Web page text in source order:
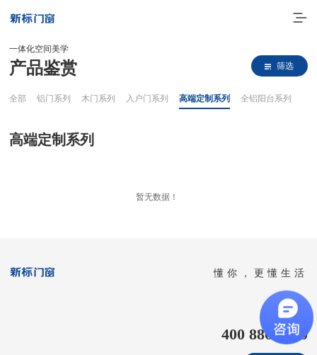
门窗实力派
一体化空间美学
产品鉴赏 筛选
全部 铝门系列 木门系列 入户门系列 高端定制系列 全铝阳台系列
高端定制系列
暂无数据！
懂你，更懂生活
全国客服热线
400 8866 020